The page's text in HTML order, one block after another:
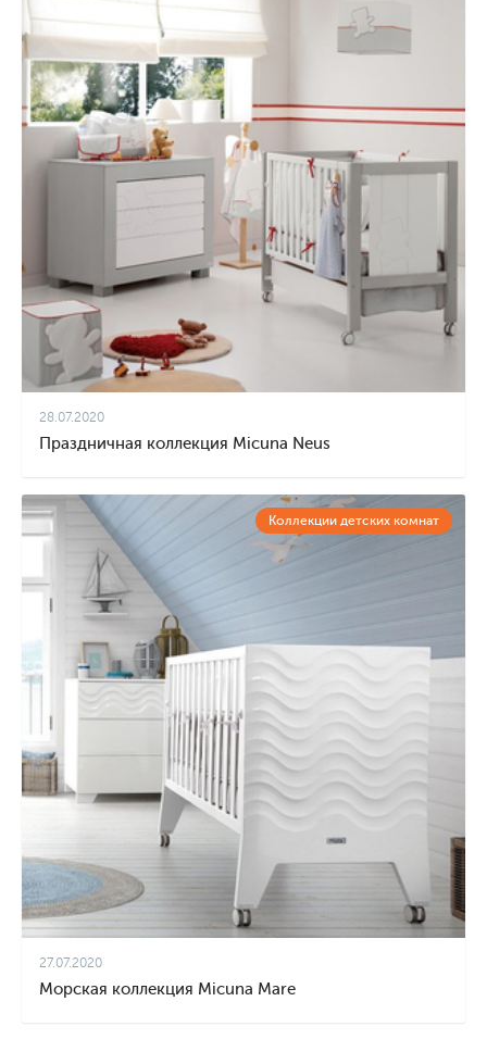
28.07.2020
Праздничная коллекция Micuna Neus
Коллекции детских комнат
27.07.2020
Морская коллекция Micuna Mare